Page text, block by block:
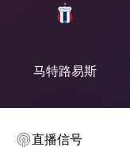
马特路易斯
直播信号